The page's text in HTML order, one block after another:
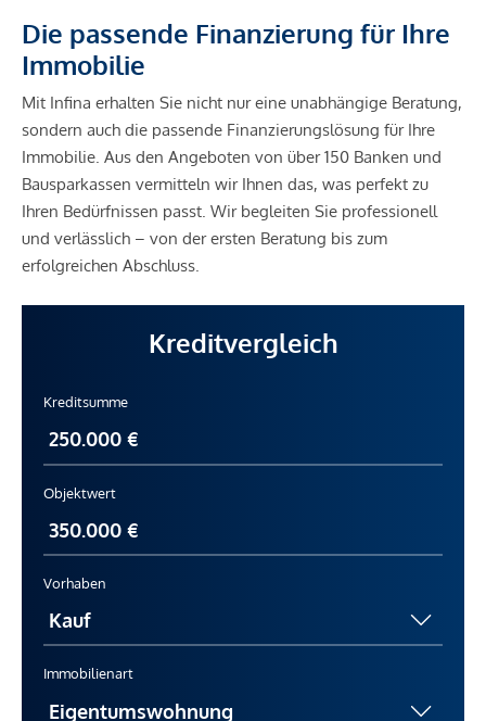
Die passende Finanzierung für Ihre
Immobilie
Mit Infina erhalten Sie nicht nur eine unabhängige Beratung,
sondern auch die passende Finanzierungslösung für Ihre
Immobilie. Aus den Angeboten von über 150 Banken und
Bausparkassen vermitteln wir Ihnen das, was perfekt zu
Ihren Bedürfnissen passt. Wir begleiten Sie professionell
und verlässlich – von der ersten Beratung bis zum
erfolgreichen Abschluss.
Kreditvergleich
Kreditsumme
Objektwert
Vorhaben
Immobilienart